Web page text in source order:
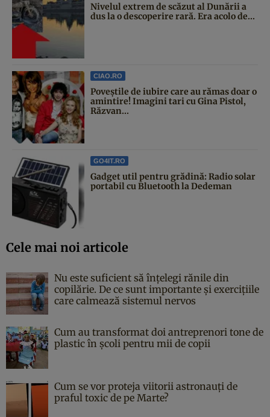
Nivelul extrem de scăzut al Dunării a
dus la o descoperire rară. Era acolo de...
CIAO.RO
Poveştile de iubire care au rămas doar o
amintire! Imagini tari cu Gina Pistol,
Răzvan...
GO4IT.RO
Gadget util pentru grădină: Radio solar
portabil cu Bluetooth la Dedeman
Cele mai noi articole
Nu este suficient să înțelegi rănile din
copilărie. De ce sunt importante și exercițiile
care calmează sistemul nervos
Cum au transformat doi antreprenori tone de
plastic în școli pentru mii de copii
Cum se vor proteja viitorii astronauți de
praful toxic de pe Marte?